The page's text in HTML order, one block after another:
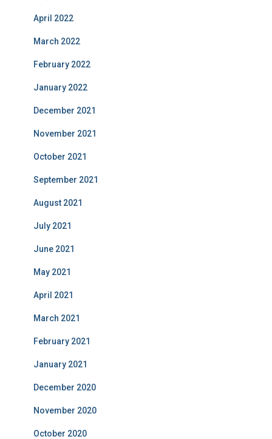
April 2022
March 2022
February 2022
January 2022
December 2021
November 2021
October 2021
September 2021
August 2021
July 2021
June 2021
May 2021
April 2021
March 2021
February 2021
January 2021
December 2020
November 2020
October 2020